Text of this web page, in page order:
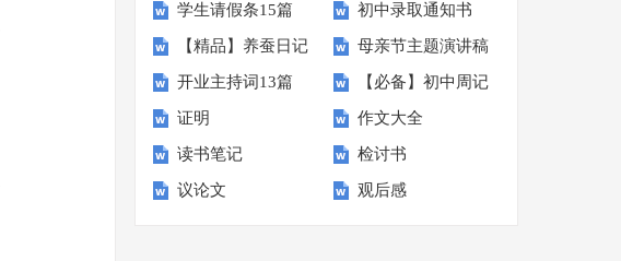
选15篇 报告
学生请假条15篇 初中录取通知书
【精品】养蚕日记
三篇
母亲节主题演讲稿
(15篇)
开业主持词13篇 【必备】初中周记
汇编6篇
证明 作文大全
读书笔记 检讨书
议论文 观后感